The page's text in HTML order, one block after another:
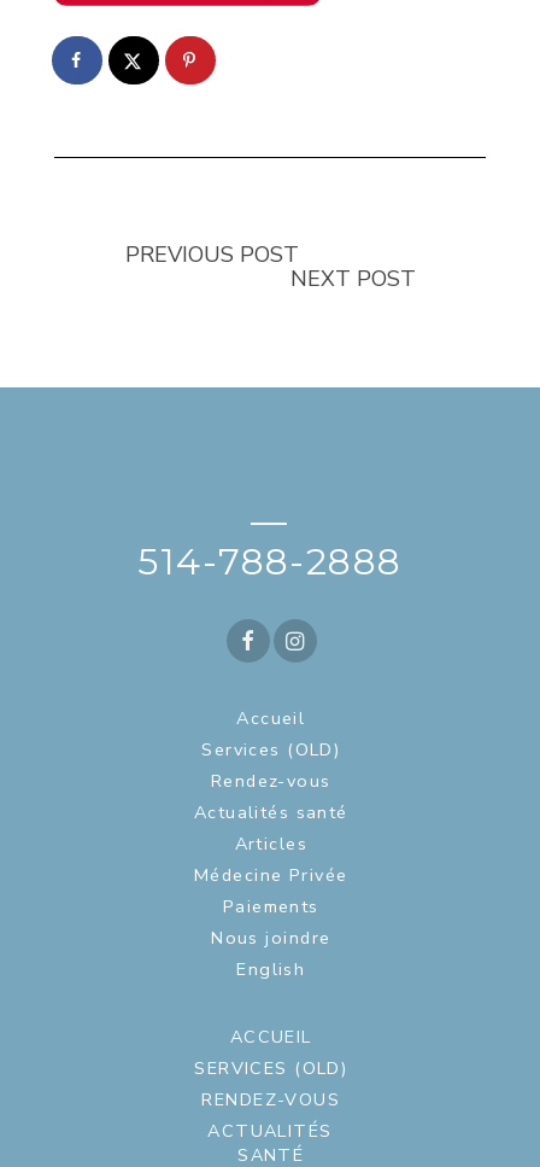
PREVIOUS POST
NEXT POST
—
514-788-2888
Accueil
Services (OLD)
Rendez-vous
Actualités santé
Articles
Médecine Privée
Paiements
Nous joindre
English
ACCUEIL
SERVICES (OLD)
RENDEZ-VOUS
ACTUALITÉS
SANTÉ